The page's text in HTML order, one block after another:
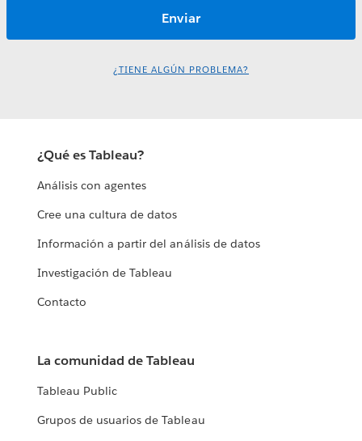
¿TIENE ALGÚN PROBLEMA?
¿Qué es Tableau?
Análisis con agentes
Cree una cultura de datos
Información a partir del análisis de datos
Investigación de Tableau
Contacto
La comunidad de Tableau
Tableau Public
Grupos de usuarios de Tableau